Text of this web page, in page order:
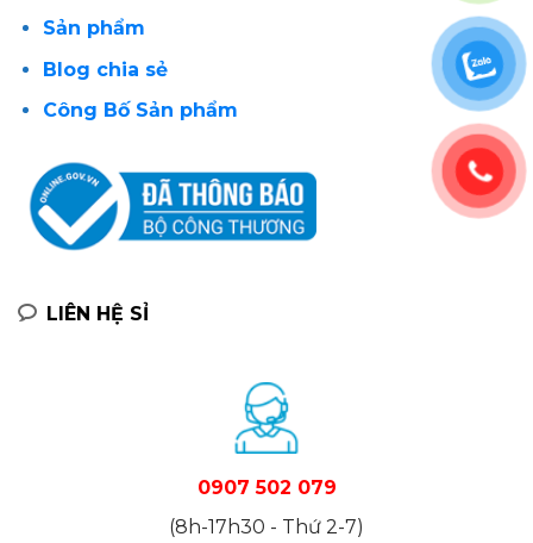
Sản phẩm
Blog chia sẻ
Công Bố Sản phẩm
LIÊN HỆ SỈ
0907 502 079
(8h-17h30 - Thứ 2-7)